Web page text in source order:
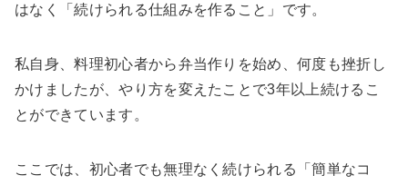
はなく「続けられる仕組みを作ること」です。
私自身、料理初心者から弁当作りを始め、何度も挫折し
かけましたが、やり方を変えたことで3年以上続けるこ
とができています。
ここでは、初心者でも無理なく続けられる「簡単なコ